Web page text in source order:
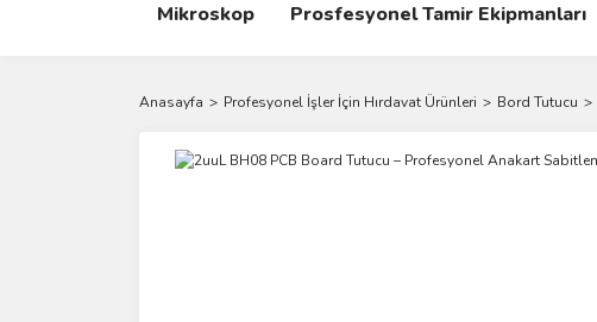
Mikroskop Prosfesyonel Tamir Ekipmanları
Anasayfa Profesyonel İşler İçin Hırdavat Ürünleri Bord Tutucu